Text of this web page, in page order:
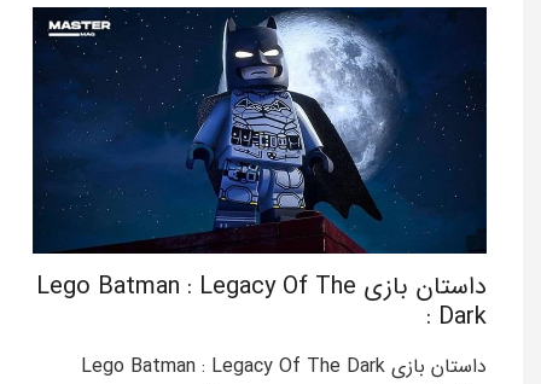
داستان بازی Lego Batman : Legacy Of The
Dark :
داستان بازی Lego Batman : Legacy Of The Dark